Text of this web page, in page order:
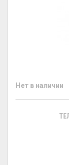
Нет в наличии